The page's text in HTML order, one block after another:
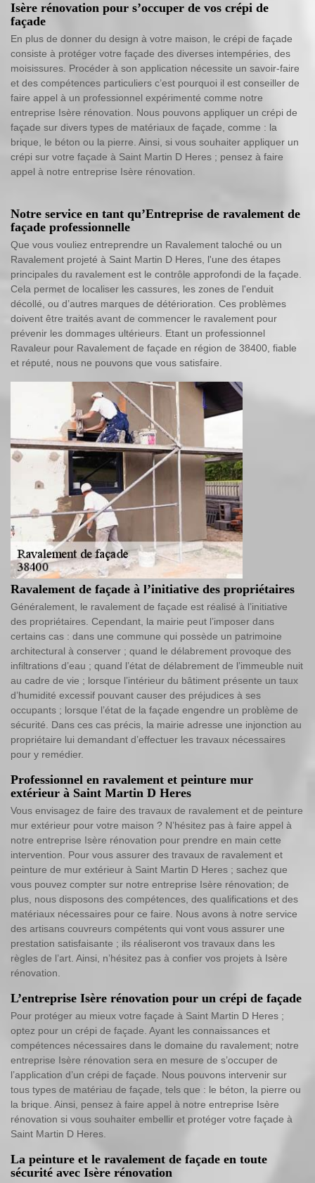
Isère rénovation pour s’occuper de vos crépi de
façade
En plus de donner du design à votre maison, le crépi de façade
consiste à protéger votre façade des diverses intempéries, des
moisissures. Procéder à son application nécessite un savoir-faire
et des compétences particuliers c’est pourquoi il est conseiller de
faire appel à un professionnel expérimenté comme notre
entreprise Isère rénovation. Nous pouvons appliquer un crépi de
façade sur divers types de matériaux de façade, comme : la
brique, le béton ou la pierre. Ainsi, si vous souhaiter appliquer un
crépi sur votre façade à Saint Martin D Heres ; pensez à faire
appel à notre entreprise Isère rénovation.
Notre service en tant qu’Entreprise de ravalement de
façade professionnelle
Que vous vouliez entreprendre un Ravalement taloché ou un
Ravalement projeté à Saint Martin D Heres, l'une des étapes
principales du ravalement est le contrôle approfondi de la façade.
Cela permet de localiser les cassures, les zones de l'enduit
décollé, ou d’autres marques de détérioration. Ces problèmes
doivent être traités avant de commencer le ravalement pour
prévenir les dommages ultérieurs. Etant un professionnel
Ravaleur pour Ravalement de façade en région de 38400, fiable
et réputé, nous ne pouvons que vous satisfaire.
Ravalement de façade à l’initiative des propriétaires
Généralement, le ravalement de façade est réalisé à l’initiative
des propriétaires. Cependant, la mairie peut l’imposer dans
certains cas : dans une commune qui possède un patrimoine
architectural à conserver ; quand le délabrement provoque des
infiltrations d’eau ; quand l’état de délabrement de l’immeuble nuit
au cadre de vie ; lorsque l’intérieur du bâtiment présente un taux
d’humidité excessif pouvant causer des préjudices à ses
occupants ; lorsque l’état de la façade engendre un problème de
sécurité. Dans ces cas précis, la mairie adresse une injonction au
propriétaire lui demandant d’effectuer les travaux nécessaires
pour y remédier.
Professionnel en ravalement et peinture mur
extérieur à Saint Martin D Heres
Vous envisagez de faire des travaux de ravalement et de peinture
mur extérieur pour votre maison ? N’hésitez pas à faire appel à
notre entreprise Isère rénovation pour prendre en main cette
intervention. Pour vous assurer des travaux de ravalement et
peinture de mur extérieur à Saint Martin D Heres ; sachez que
vous pouvez compter sur notre entreprise Isère rénovation; de
plus, nous disposons des compétences, des qualifications et des
matériaux nécessaires pour ce faire. Nous avons à notre service
des artisans couvreurs compétents qui vont vous assurer une
prestation satisfaisante ; ils réaliseront vos travaux dans les
règles de l’art. Ainsi, n’hésitez pas à confier vos projets à Isère
rénovation.
L’entreprise Isère rénovation pour un crépi de façade
Pour protéger au mieux votre façade à Saint Martin D Heres ;
optez pour un crépi de façade. Ayant les connaissances et
compétences nécessaires dans le domaine du ravalement; notre
entreprise Isère rénovation sera en mesure de s’occuper de
l’application d’un crépi de façade. Nous pouvons intervenir sur
tous types de matériau de façade, tels que : le béton, la pierre ou
la brique. Ainsi, pensez à faire appel à notre entreprise Isère
rénovation si vous souhaiter embellir et protéger votre façade à
Saint Martin D Heres.
La peinture et le ravalement de façade en toute
sécurité avec Isère rénovation